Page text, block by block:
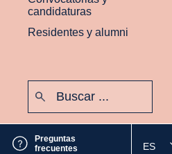
candidaturas
Residentes y alumni
Preguntas
frecuentes
ES